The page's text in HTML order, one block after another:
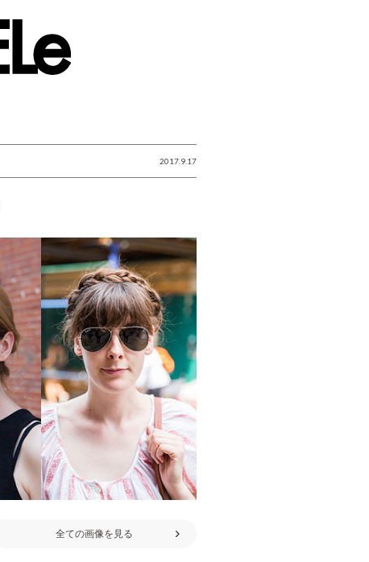
2017.9.17
全ての画像を見る